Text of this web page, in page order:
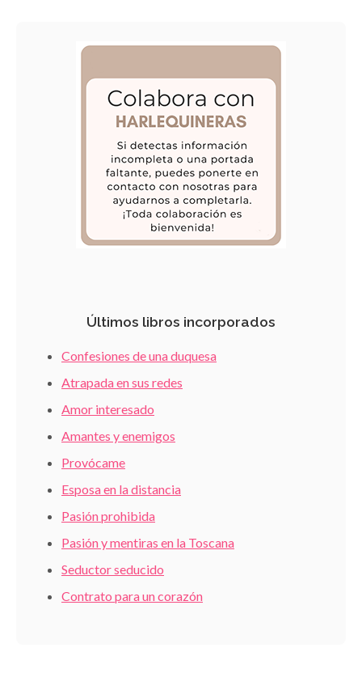
Últimos libros incorporados
Confesiones de una duquesa
Atrapada en sus redes
Amor interesado
Amantes y enemigos
Provócame
Esposa en la distancia
Pasión prohibida
Pasión y mentiras en la Toscana
Seductor seducido
Contrato para un corazón